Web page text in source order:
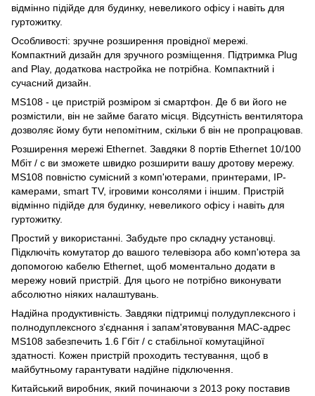
відмінно підійде для будинку, невеликого офісу і навіть для
гуртожитку.
Особливості: зручне розширення провідної мережі.
Компактний дизайн для зручного розміщення. Підтримка Plug
and Play, додаткова настройка не потрібна. Компактний і
сучасний дизайн.
MS108 - це пристрій розміром зі смартфон. Де б ви його не
розмістили, він не займе багато місця. Відсутність вентилятора
дозволяє йому бути непомітним, скільки б він не пропрацював.
Розширення мережі Ethernet. Завдяки 8 портів Ethernet 10/100
Мбіт / с ви зможете швидко розширити вашу дротову мережу.
MS108 повністю сумісний з комп'ютерами, принтерами, IP-
камерами, smart TV, ігровими консолями і іншим. Пристрій
відмінно підійде для будинку, невеликого офісу і навіть для
гуртожитку.
Простий у використанні. Забудьте про складну установці.
Підключіть комутатор до вашого телевізора або комп'ютера за
допомогою кабелю Ethernet, щоб моментально додати в
мережу новий пристрій. Для цього не потрібно виконувати
абсолютно ніяких налаштувань.
Надійна продуктивність. Завдяки підтримці полудуплексного і
полнодуплексного з'єднання і запам'ятовування MAC-адрес
MS108 забезпечить 1.6 Гбіт / с стабільної комутаційної
здатності. Кожен пристрій проходить тестування, щоб в
майбутньому гарантувати надійне підключення.
Китайський виробник, який починаючи з 2013 року поставив